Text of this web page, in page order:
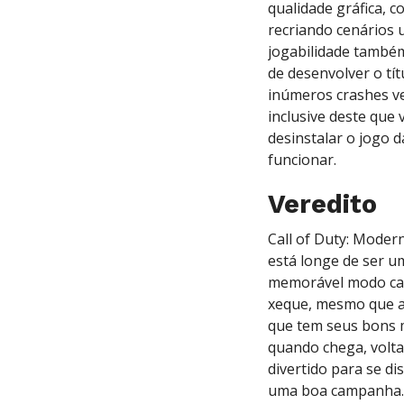
qualidade gráfica,
recriando cenários
jogabilidade
de desenvolver o
inúmeros crashes
inclusive deste que
desinstalar o jogo
funcionar.
Veredito
Call of Duty:
está longe de ser
memorável modo
xeque, mesmo que
que tem seus bons
quando chega,
divertido para se
uma boa campanha.